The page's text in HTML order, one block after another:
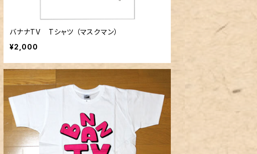
バナナTV Tシャツ （マスクマン）
¥2,000